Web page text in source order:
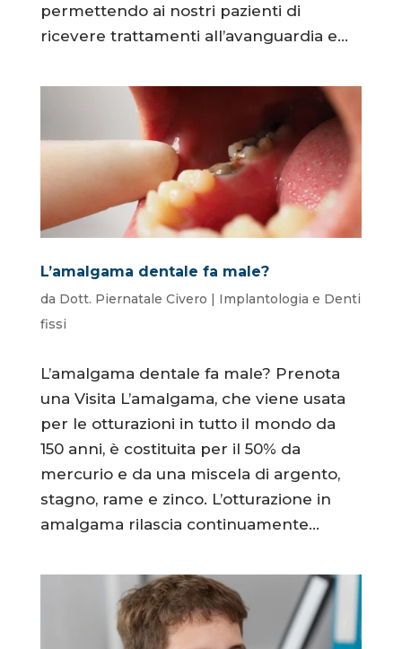
permettendo ai nostri pazienti di
ricevere trattamenti all’avanguardia e...
L’amalgama dentale fa male?
da Dott. Piernatale Civero
Implantologia e Denti
fissi
L’amalgama dentale fa male? Prenota
una Visita L’amalgama, che viene usata
per le otturazioni in tutto il mondo da
150 anni, è costituita per il 50% da
mercurio e da una miscela di argento,
stagno, rame e zinco. L’otturazione in
amalgama rilascia continuamente...